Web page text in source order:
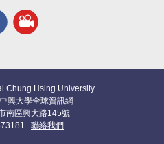
Chung Hsing University
興大學全球資訊網
南區興大路145號
聯絡我們